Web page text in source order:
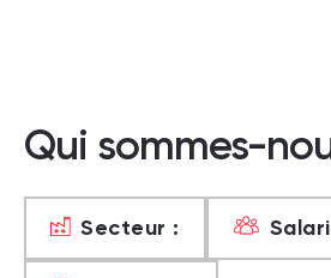
Qui sommes-
Secteur :